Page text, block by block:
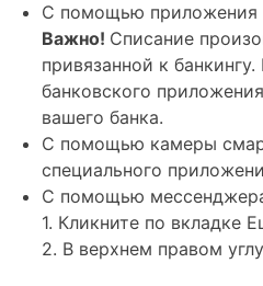
С помощью приложения
Важно! Cписание
привязанной к
банковского
вашего банка.
С помощью камеры
специального
С помощью
1. Кликните по вкладке
2. В верхнем правом